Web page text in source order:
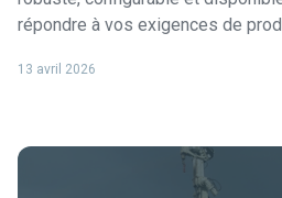
répondre à vos exigences de
13 avril 2026